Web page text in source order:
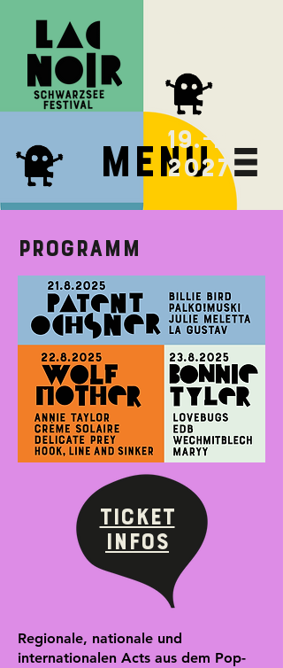
Menu
19.-21.8
2027
Programm
Ticket
infos
Regionale, nationale und
internationalen Acts aus dem Pop-